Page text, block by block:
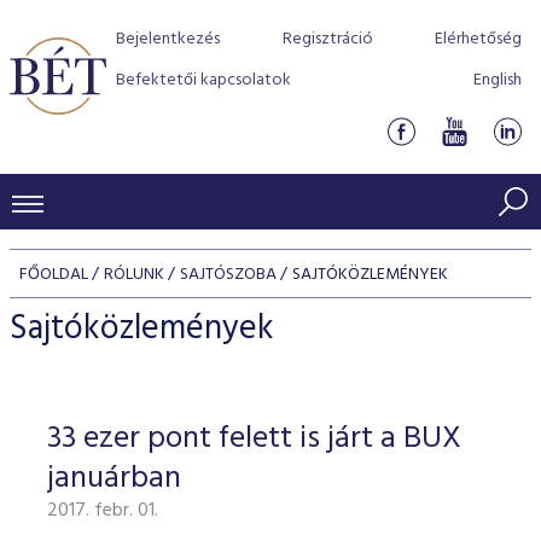
Bejelentkezés Regisztráció
Elérhetőség
Befektetői kapcsolatok
English
KERESKEDÉSI ADATOK
INDEXEK
Jelzáloglevél indexek
Vállalati kötvény indexek
Azonnali Piac
Részvények
Származékos piac
BEFEKTETŐK
Részvény szekció
Hitelpapír szekció
BÉT szabályzatok
Befektetővédelem
Alkalmazott díjstruktúra
Elszámolás
Részvény és vállalati kötvény tőzsdei bevezetését
program
BÉT Xtend - Részvénypiac egyszerűen
TŐZSDETAGOK
Tőzsdetagok, üzletkötők
VENDOROK
FŐOLDAL RÓLUNK SAJTÓSZOBA SAJTÓKÖZLEMÉNYEK
Sajtóközlemények
33 ezer pont felett is járt a BUX
januárban
2017. febr. 01.